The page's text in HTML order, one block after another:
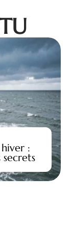
:
secrets